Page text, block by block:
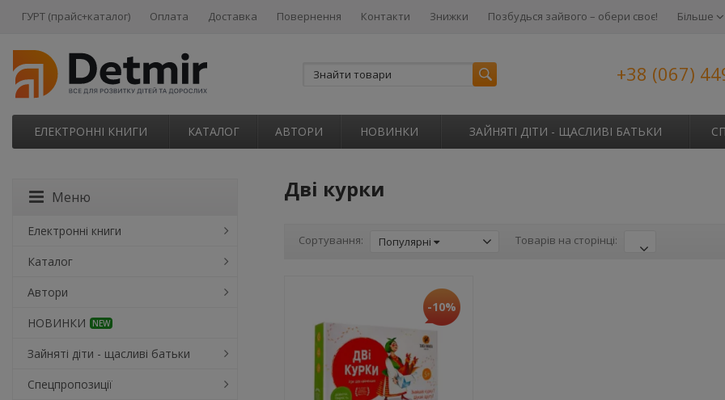
ГУРТ (прайс+каталог) Оплата Доставка Повернення Контакти Знижки Позбудься зайвого – обери своє! Більше
+38 (067)
ЕЛЕКТРОННІ КНИГИ КАТАЛОГ АВТОРИ НОВИНКИ ЗАЙНЯТІ ДІТИ - ЩАСЛИВІ БАТЬКИ
Дві курки
Сортування: Популярні Товарів на сторінці:
-10%
Меню
Електронні книги
Каталог
Автори
НОВИНКИ
NEW
Зайняті діти - щасливі батьки
Спецпропозиції